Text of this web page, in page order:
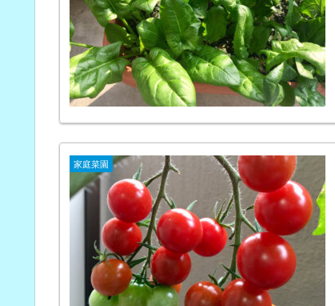
家庭菜園